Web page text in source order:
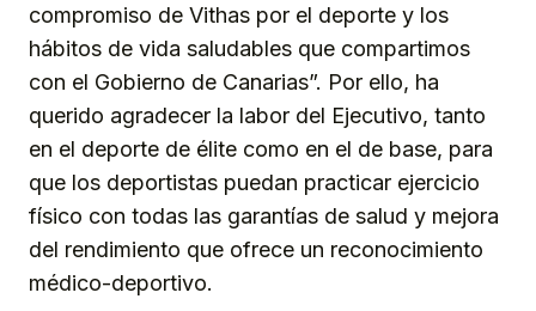
compromiso de Vithas por el deporte y los
hábitos de vida saludables que compartimos
con el Gobierno de Canarias”. Por ello, ha
querido agradecer la labor del Ejecutivo, tanto
en el deporte de élite como en el de base, para
que los deportistas puedan practicar ejercicio
físico con todas las garantías de salud y mejora
del rendimiento que ofrece un reconocimiento
médico-deportivo.